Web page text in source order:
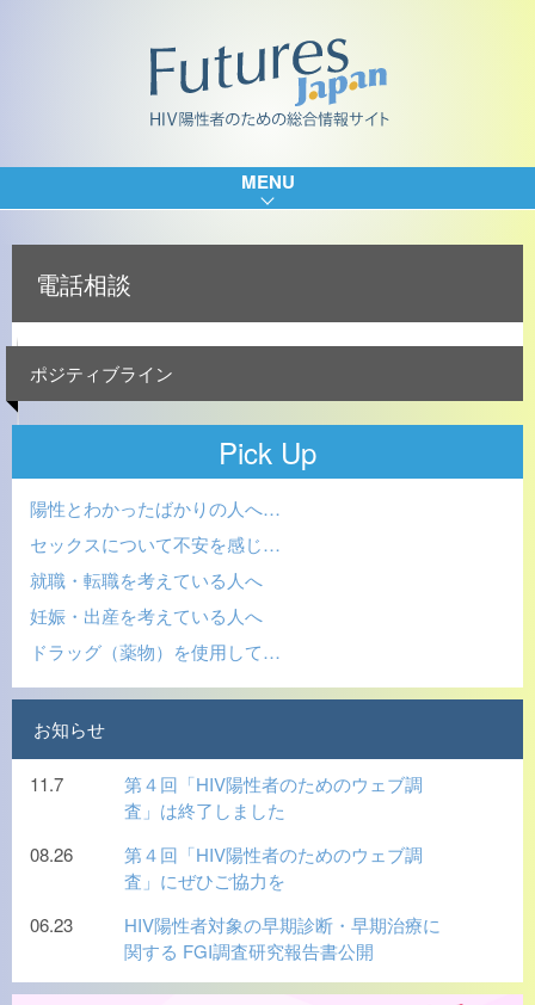
MENU
電話相談
ポジティブライン
Pick Up
陽性とわかったばかりの人へ…
セックスについて不安を感じ…
就職・転職を考えている人へ
妊娠・出産を考えている人へ
ドラッグ（薬物）を使用して…
お知らせ
11.7
第４回「HIV陽性者のためのウェブ調
査」は終了しました
08.26
第４回「HIV陽性者のためのウェブ調
査」にぜひご協力を
06.23
HIV陽性者対象の早期診断・早期治療に
関する FGI調査研究報告書公開